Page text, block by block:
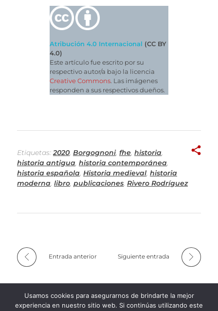
Atribución 4.0 Internacional (CC BY
4.0)
Este artículo fue escrito por su
respectivo autor/a bajo la licencia
Creative Commons. Las imágenes
responden a sus respectivos dueños.
Etiquetas:2020, Borgognoni, fhe, historia,
historia antigua, historia contemporánea,
historia española, Historia medieval, historia
moderna, libro, publicaciones, Rivero Rodríguez
Entrada anterior Siguiente entrada
Usamos cookies para asegurarnos de brindarte la mejor
experiencia en nuestro sitio web. Si continúas utilizando este